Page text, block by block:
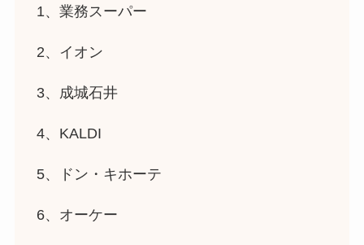
1、業務スーパー
2、イオン
3、成城石井
4、KALDI
5、ドン・キホーテ
6、オーケー